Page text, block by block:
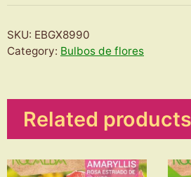
SKU: EBGX8990
Category: Bulbos de flores
Related products